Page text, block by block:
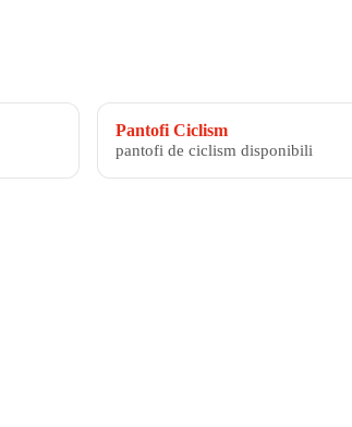
Pantofi Ciclism
pantofi de ciclism disponibili